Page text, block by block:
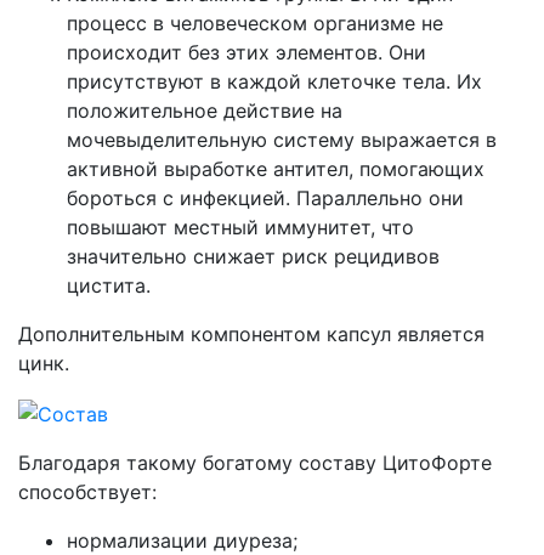
процесс в человеческом организме не
происходит без этих элементов. Они
присутствуют в каждой клеточке тела. Их
положительное действие на
мочевыделительную систему выражается в
активной выработке антител, помогающих
бороться с инфекцией. Параллельно они
повышают местный иммунитет, что
значительно снижает риск рецидивов
цистита.
Дополнительным компонентом капсул является
цинк.
Благодаря такому богатому составу ЦитоФорте
способствует:
нормализации диуреза;